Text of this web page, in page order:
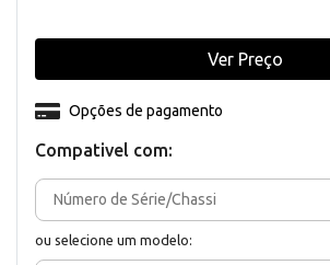
Compativel com:
ou selecione um modelo:
Opções de pagamento
Ver Preço